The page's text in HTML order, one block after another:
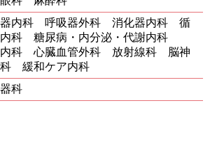
器内科 呼吸器外科 消化器内科 循
科 糖尿病・内分泌・代謝内科
内科 心臓血管外科 放射線科 脳神
緩和ケア内科
科